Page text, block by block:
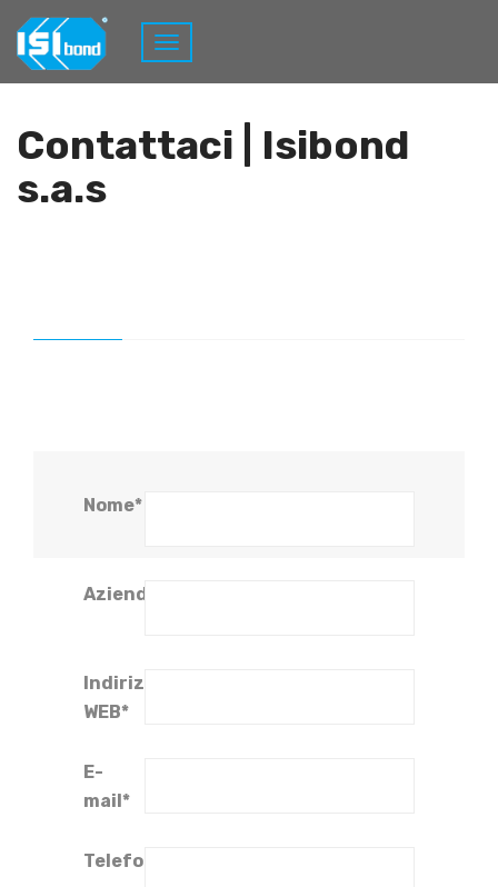
Home Contattaci
Contattaci | Isibond
s.a.s
Nome*
Azienda*
Indirizzo
WEB*
E-
mail*
Telefono*